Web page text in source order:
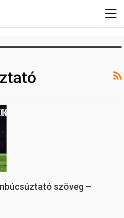
szöveg –